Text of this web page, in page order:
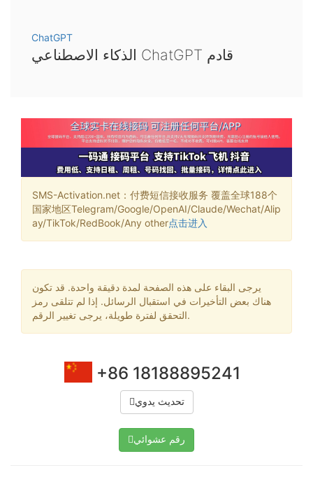
ChatGPT
الذكاء الاصطناعي ChatGPT قادم
SMS-Activation.net：付费短信接收服务 覆盖全球188个
国家地区Telegram/Google/OpenAI/Claude/Wechat/Alip
ay/TikTok/RedBook/Any other点击进入
يرجى البقاء على هذه الصفحة لمدة دقيقة واحدة. قد تكون
هناك بعض التأخيرات في استقبال الرسائل. إذا لم تتلقى رمز
التحقق لفترة طويلة، يرجى تغيير الرقم.
+86 18188895241
تحديث يدوي
رقم عشوائي